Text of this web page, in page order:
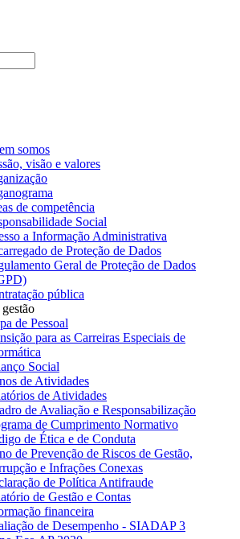
somos
visão e valores
de competência
Social
a Informação Administrativa
de Proteção de Dados
Geral de Proteção de Dados
pública
de Pessoal
para as Carreiras Especiais de
Social
de Atividades
de Atividades
de Avaliação e Responsabilização
de Cumprimento Normativo
de Ética e de Conduta
de Prevenção de Riscos de Gestão,
e Infrações Conexas
de Política Antifraude
de Gestão e Contas
financeira
de Desempenho - SIADAP 3